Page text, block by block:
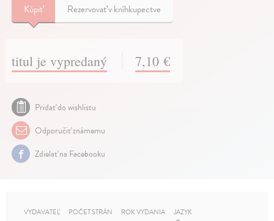
Kúpiť Rezervovať v kníhkupectve
titul je vypredaný 7,10 €
Pridať do wishlistu
Odporučiť známemu
Zdielať na Facebooku
VYDAVATEĽ POČET STRÁN ROK VYDANIA JAZYK